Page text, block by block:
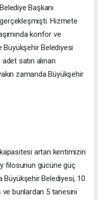
Başkanı
Hizmete
konfor ve
Büyükşehir Belediyesi
satın alınan
zamanda Büyükşehir
artan kentimizin
filosunun gücüne güç
Büyükşehir Belediyesi, 10
ve bunlardan 5 tanesini